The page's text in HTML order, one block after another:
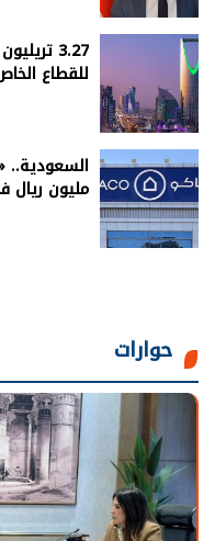
3.27
للقطاع الخاص
مليون
حوارات